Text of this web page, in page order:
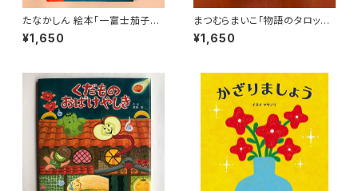
たなかしん 絵本「一富士茄子牛
焦げルギー」
¥1,650
まつむらまいこ「物語のタロット
ー愚者の旅ー」
¥1,650